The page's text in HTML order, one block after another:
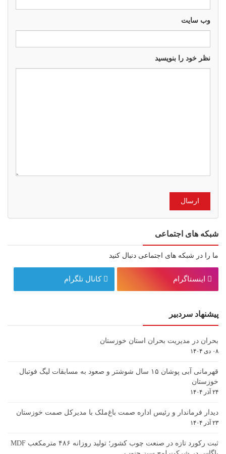
وب سايت
نظر خود را بنویسید
شبکه های اجتماعی
ما را در شبکه های اجتماعی دنبال کنید
اینستاگرام کانال تلگرام
پیشنهاد سردبیر
بحران در مدیریت بحران استان خوزستان
۰۸ دی ۱۴۰۴
قهرمانی آبی پوشان ۱۵ سال شوشتر و صعود به مسابقات لیگ فوتبال
خوزستان
۲۴ آذر ۱۴۰۴
دیدار فرماندار و رئیس اداره صمت باغ‌ملک با مدیرکل صمت خوزستان
۲۳ آذر ۱۴۰۴
ثبت رکورد تازه در صنعت چوب کشور؛ تولید روزانه ۴۸۶ مترمکعب MDF